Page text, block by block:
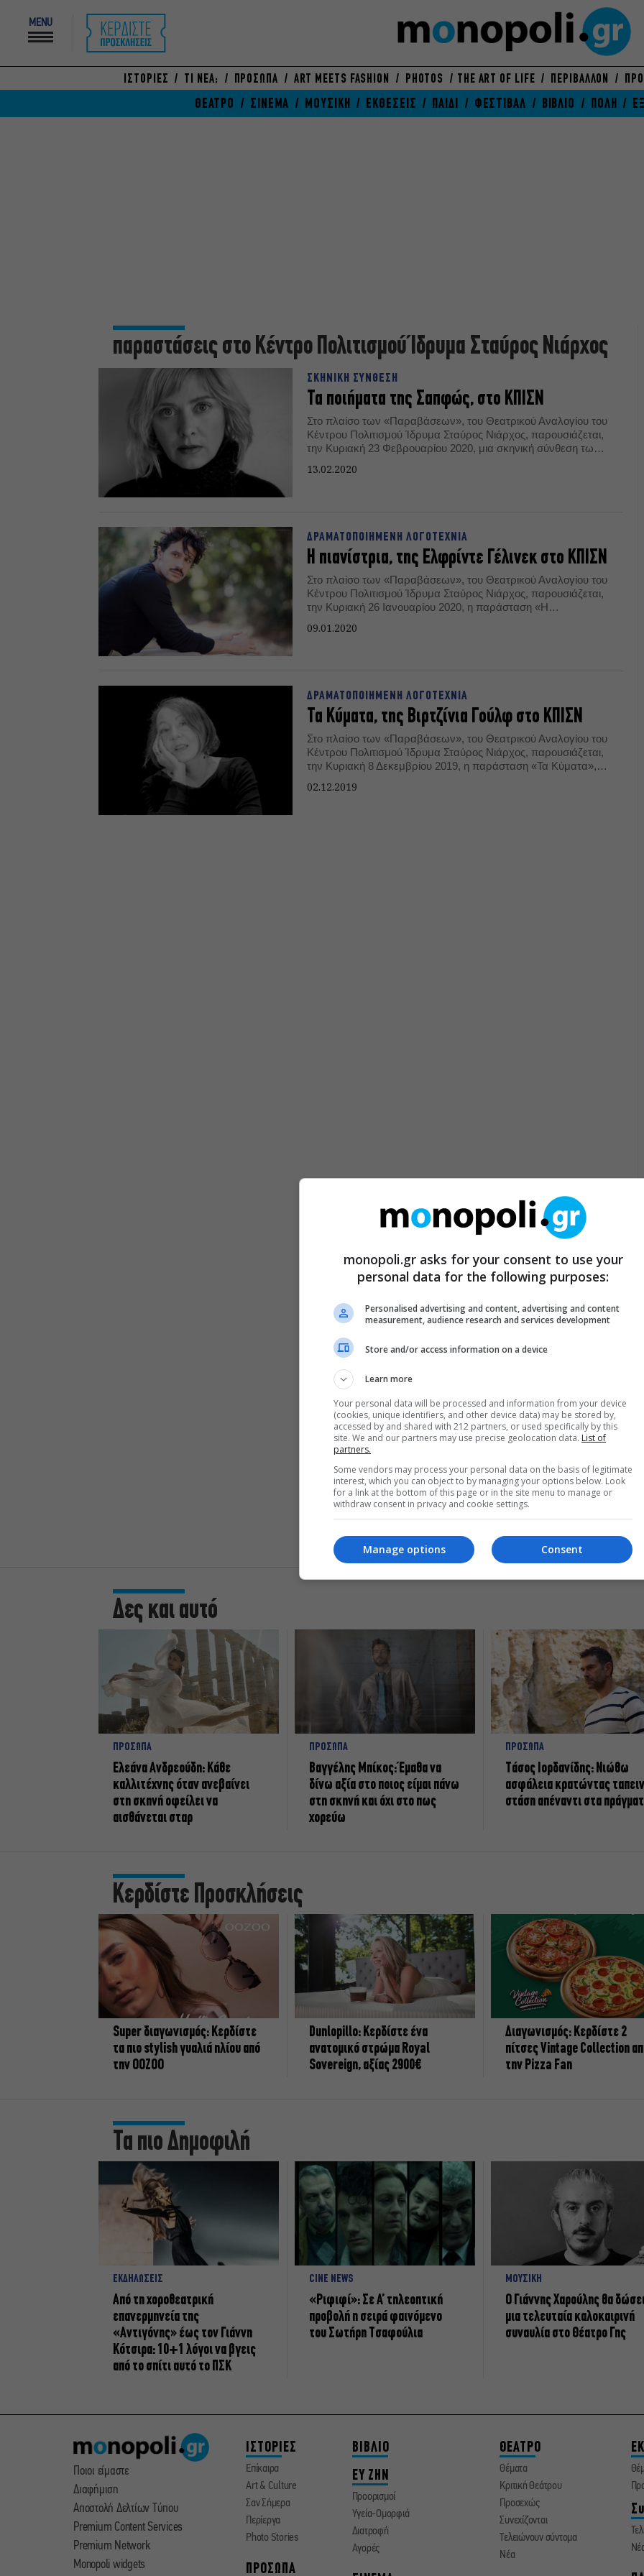
MENU
ΙΣΤΟΡΙΕΣ ΤΙ ΝΕΑ; ΠΡΟΣΩΠΑ ART MEETS FASHION PHOTOS THE ART OF LIFE ΠΕΡΙΒΑΛΛΟΝ
ΘΕΑΤΡΟ ΣΙΝΕΜΑ ΜΟΥΣΙΚΗ ΕΚΘΕΣΕΙΣ ΠΑΙΔΙ ΦΕΣΤΙΒΑΛ ΒΙΒΛΙΟ ΠΟΛΗ
παραστάσεις στο Κέντρο Πολιτισμού Ίδρυμα Σταύρος Νιάρχος
ΣΚΗΝΙΚΗ ΣΥΝΘΕΣΗ
Τα ποιήματα της Σαπφώς, στο ΚΠΙΣΝ
Στο πλαίσο των «Παραβάσεων», του Θεατρικού Αναλογίου του
Κέντρου Πολιτισμού Ίδρυμα Σταύρος Νιάρχος, παρουσιάζεται,
την Κυριακή 23 Φεβρουαρίου 2020, μια σκηνική σύνθεση των
Δημήτρη Καραντζά.
13.02.2020
ΔΡΑΜΑΤΟΠΟΙΗΜΕΝΗ ΛΟΓΟΤΕΧΝΙΑ
Η πιανίστρια, της Ελφρίντε Γέλινεκ στο ΚΠΙΣΝ
Στο πλαίσο των «Παραβάσεων», του Θεατρικού Αναλογίου του
Κέντρου Πολιτισμού Ίδρυμα Σταύρος Νιάρχος, παρουσιάζεται,
την Κυριακή 26 Ιανουαρίου 2020, η παράσταση «Η
09.01.2020
ΔΡΑΜΑΤΟΠΟΙΗΜΕΝΗ ΛΟΓΟΤΕΧΝΙΑ
Τα Κύματα, της Βιρτζίνια Γούλφ στο ΚΠΙΣΝ
Στο πλαίσο των «Παραβάσεων», του Θεατρικού Αναλογίου του
Κέντρου Πολιτισμού Ίδρυμα Σταύρος Νιάρχος, παρουσιάζεται,
την Κυριακή 8 Δεκεμβρίου 2019, η παράσταση «Τα Κύματα»,
τη σκηνοθετική επιμέλεια του Δημήτρη Καραντζά.
02.12.2019
Δες και αυτό
ΠΡΟΣΩΠΑ
Ελεάνα Ανδρεούδη: Κάθε
καλλιτέχνης όταν ανεβαίνει
στη σκηνή οφείλει να
αισθάνεται σταρ
ΠΡΟΣΩΠΑ
Βαγγέλης Μπίκος: Έμαθα να
δίνω αξία στο ποιος είμαι πάνω
στη σκηνή και όχι στο πως
χορεύω
ΠΡΟΣΩΠΑ
Tάσος Ιορδανίδης: Νιώθω
ασφάλεια κρατώντας
στάση απέναντι στα
Κερδίστε Προσκλήσεις
Super διαγωνισμός: Κερδίστε
τα πιο stylish γυαλιά ηλίου από
την OOZOO
Dunlopillo: Κερδίστε ένα
ανατομικό στρώμα Royal
Sovereign, αξίας 2900€
Διαγωνισμός: Κερδίστε 2
πίτσες Vintage Collection
την Pizza Fan
Τα πιο Δημοφιλή
ΕΚΔΗΛΩΣΕΙΣ
Από τη χοροθεατρική
επανερμηνεία της
«Αντιγόνης» έως τον Γιάννη
Κότσιρα: 10+1 λόγοι να βγεις
από το σπίτι αυτό το ΠΣΚ
CINE NEWS
«Ριφιφί»: Σε Α’ τηλεοπτική
προβολή η σειρά φαινόμενο
του Σωτήρη Τσαφούλια
ΜΟΥΣΙΚΗ
Ο Γιάννης Χαρούλης θα
μια τελευταία καλοκαιρινή
συναυλία στο Θέατρο Γης
Ποιοι είμαστε
Διαφήμιση
Αποστολή Δελτίων Τύπου
Premium Content Services
Premium Network
Monopoli widgets
ΙΣΤΟΡΙΕΣ
Επίκαιρα
Art & Culture
Σαν Σήμερα
Περίεργα
Photo Stories
ΠΡΟΣΩΠΑ
ΒΙΒΛΙΟ
ΕΥ ΖΗΝ
Προορισμοί
Υγεία-Ομορφιά
Διατροφή
Αγορές
ΘΕΑΤΡΟ
Θέματα
Κριτική Θεάτρου
Προσεχώς
Συνεχίζονται
Τελειώνουν σύντομα
Νέα
monopoli.gr asks for your consent to use your
personal data for the following purposes:
Personalised advertising and content, advertising and content
measurement, audience research and services development
Store and/or access information on a device
Learn more
Your personal data will be processed and information from your device
(cookies, unique identifiers, and other device data) may be stored by,
accessed by and shared with 212 partners, or used specifically by this
site. We and our partners may use precise geolocation data. List of
partners.
Some vendors may process your personal data on the basis of legitimate
interest, which you can object to by managing your options below. Look
for a link at the bottom of this page or in the site menu to manage or
withdraw consent in privacy and cookie settings.
Consent
Manage options